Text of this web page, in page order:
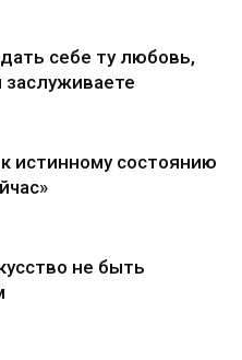
себе ту любовь,
истинному состоянию
не быть